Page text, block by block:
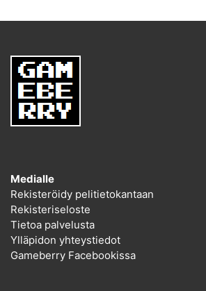
Medialle
Rekisteröidy pelitietokantaan
Rekisteriseloste
Tietoa palvelusta
Ylläpidon yhteystiedot
Gameberry Facebookissa